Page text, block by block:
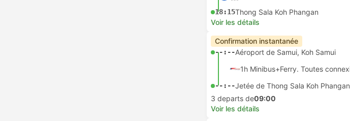
18:15Thong Sala Koh Phangan
Voir les détails
Confirmation instantanée
--:--Aéroport de Samui, Koh Samui
--:--Jetée de Thong Sala Koh Phangan
3 departs de09:00
Voir les détails